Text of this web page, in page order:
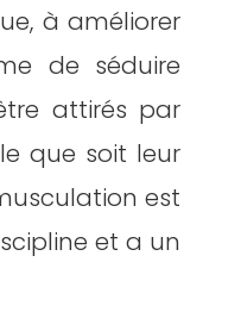
à améliorer
de séduire
attirés par
que soit leur
est
et a un